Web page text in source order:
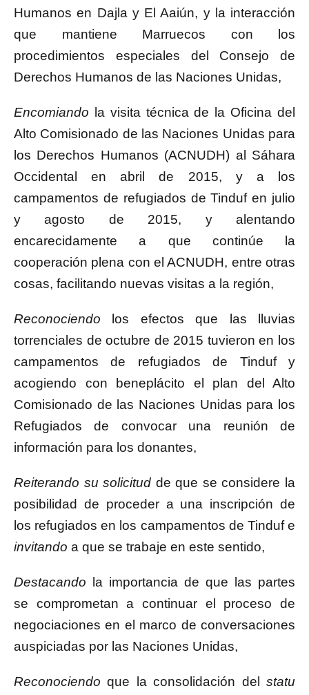
Humanos en Dajla y El Aaiún, y la interacción
que mantiene Marruecos con los
procedimientos especiales del Consejo de
Derechos Humanos de las Naciones Unidas,
Encomiando la visita técnica de la Oficina del
Alto Comisionado de las Naciones Unidas para
los Derechos Humanos (ACNUDH) al Sáhara
Occidental en abril de 2015, y a los
campamentos de refugiados de Tinduf en julio
y agosto de 2015, y alentando
encarecidamente a que continúe la
cooperación plena con el ACNUDH, entre otras
cosas, facilitando nuevas visitas a la región,
Reconociendo los efectos que las lluvias
torrenciales de octubre de 2015 tuvieron en los
campamentos de refugiados de Tinduf y
acogiendo con beneplácito el plan del Alto
Comisionado de las Naciones Unidas para los
Refugiados de convocar una reunión de
información para los donantes,
Reiterando su solicitud de que se considere la
posibilidad de proceder a una inscripción de
los refugiados en los campamentos de Tinduf e
invitando a que se trabaje en este sentido,
Destacando la importancia de que las partes
se comprometan a continuar el proceso de
negociaciones en el marco de conversaciones
auspiciadas por las Naciones Unidas,
Reconociendo que la consolidación del statu